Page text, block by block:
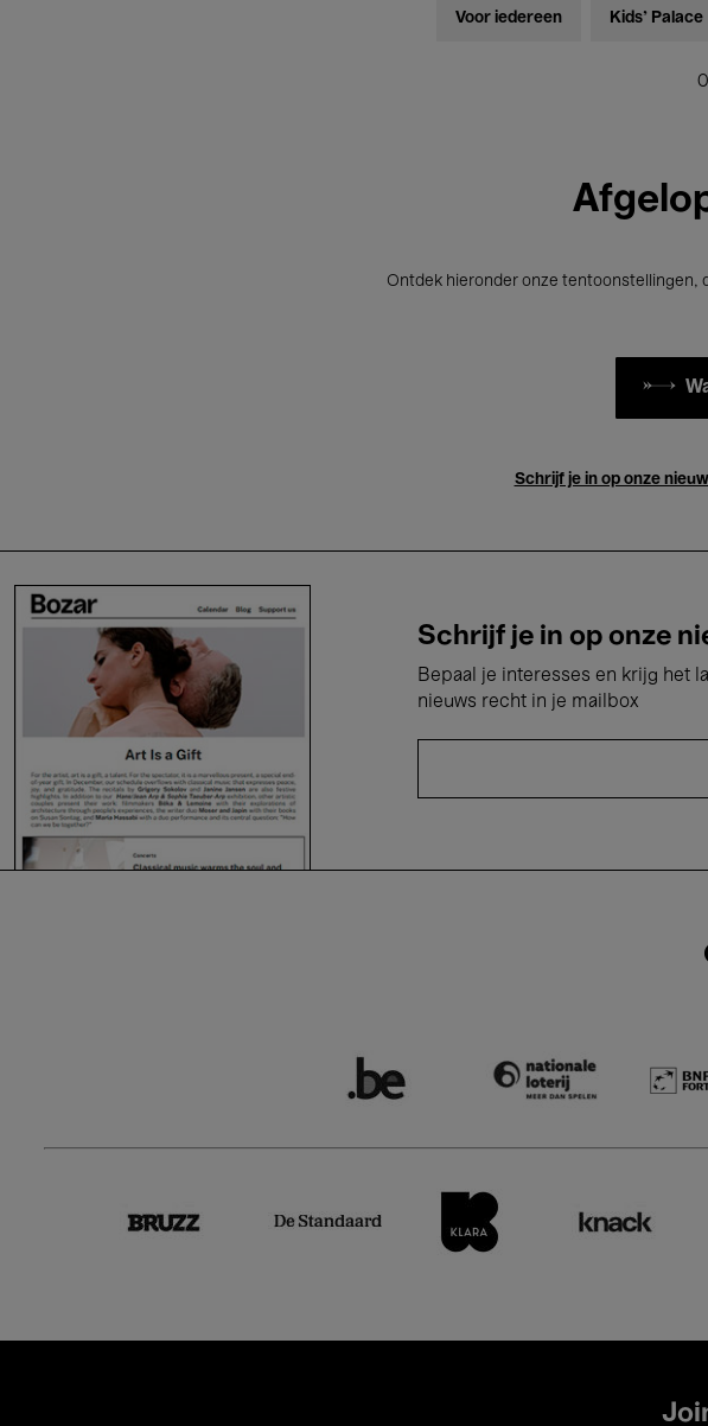
Voor iedereen Kids’ Palace
Ontdek hieronder onze tentoonstellingen,
Schrijf je in op onze
Schrijf je in op onze
Bepaal je interesses en krijg het
nieuws recht in je mailbox